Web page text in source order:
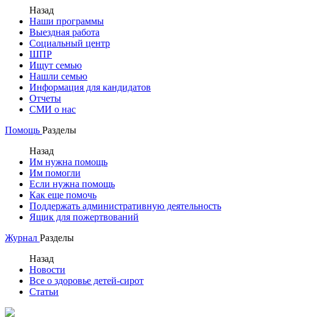
Назад
Наши программы
Выездная работа
Социальный центр
ШПР
Ищут семью
Нашли семью
Информация для кандидатов
Отчеты
СМИ о нас
Помощь Разделы
Назад
Им нужна помощь
Им помогли
Если нужна помощь
Как еще помочь
Поддержать административную деятельность
Ящик для пожертвований
Журнал Разделы
Назад
Новости
Все о здоровье детей-сирот
Статьи